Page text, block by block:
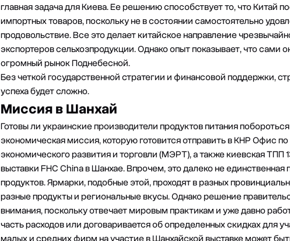
главная задача для Киева. Ее решению способствует то, что Китай
импортных товаров, поскольку не в состоянии самостоятельно
продовольствие. Все это делает китайское направление
экспортеров сельхозпродукции. Однако опыт показывает, что сами
огромный рынок Поднебесной.
Без четкой государственной стратегии и финансовой поддержки,
успеха будет сложно.
Миссия в Шанхай
Готовы ли украинские производители продуктов питания
экономическая миссия, которую готовится отправить в КНР Офис
экономического развития и торговли (МЭРТ), а также киевская ТПП
выставки FHC China в Шанхае. Впрочем, это далеко не
продуктов. Ярмарки, подобные этой, проходят в разных
разные продукты и региональные вкусы. Однако решение
внимания, поскольку отвечает мировым практикам и уже давно
часть расходов или договаривается об определенных скидках для